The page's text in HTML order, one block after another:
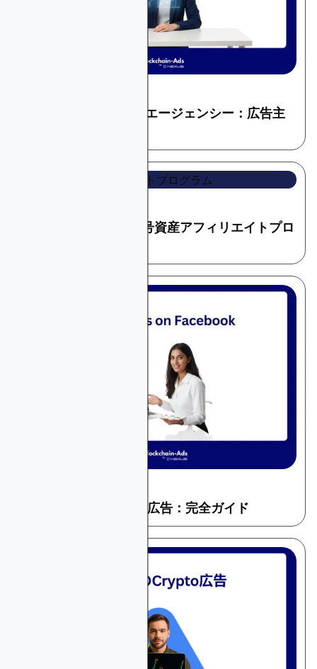
Web3マーケティングエージェンシー：広告主
2026年のおすすめ暗号資産アフィリエイトプロ
FacebookでのCrypto広告：完全ガイド